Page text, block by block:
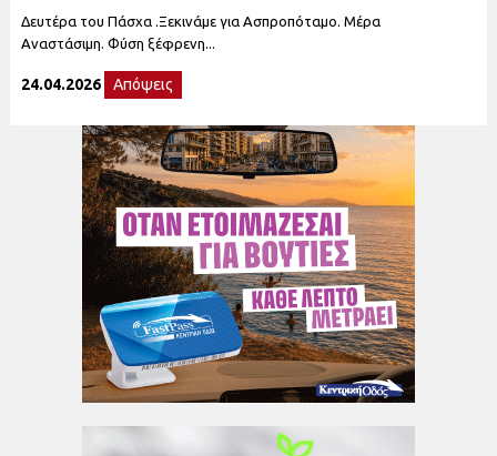
Δευτέρα του Πάσχα .Ξεκινάμε για Ασπροπόταμο. Μέρα
Αναστάσιμη. Φύση ξέφρενη...
24.04.2026 Απόψεις